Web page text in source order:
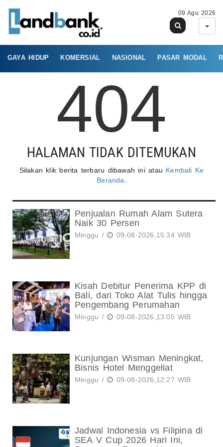
09 Agu 2026
GAYA HIDUP KOMERSIAL NASIONAL PASAR MODAL
404
HALAMAN TIDAK DITEMUKAN
Silakan klik berita terbaru dibawah ini atau Kembali Ke
Beranda
Penjualan Rumah Alam Sutera
Naik 30 Persen
Minggu / 09-08-2026,15:34 WIB
Kisah Debitur Penerima KPP di
Bali, dari Toko Alat Tulis hingga
Pengembang Perumahan
Minggu / 09-08-2026,13:05 WIB
Kunjungan Wisman Meningkat,
Bisnis Hotel Menggeliat
Minggu / 09-08-2026,12:27 WIB
Jadwal Indonesia vs Filipina di
SEA V Cup 2026 Hari Ini,